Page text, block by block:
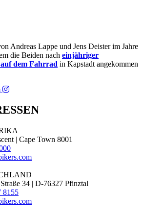
Andreas Lappe und Jens Deister im Jahre
die Beiden nach einjähriger
dem Fahrrad in Kapstadt angekommen
| Cape Town 8001
34 | D-76327 Pfinztal
8155